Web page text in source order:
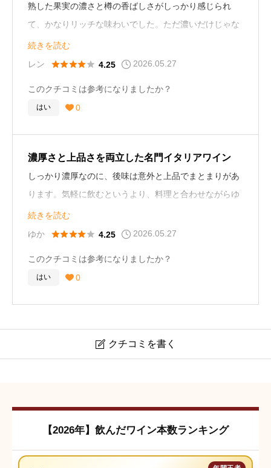
熟した果実の濃さと樽の香ばしさがしっかり感じられ
て、かなりリッチな味わいでした。ただ濃いだけじゃな
く、後味に上品さが残るのが印象的です。渋みはあるけ
どきめ細かくて、飲み疲れしにくい感じ。値段は高めで
満足感のある一本だと思いました。
続きを読む
レン
 4.25 2026.05.27
このクチコミは参考になりましたか？
はい  0
濃厚さと上品さを両立した名門イタリアワイン
しっかり濃厚なのに、後味は意外と上品でまとまりがあ
ります。気軽に飲むというより、料理と合わせながらゆ
っくり楽しみたいタイプ。特別な日に開けると満足感が
かなり高い一本だと思いました。
続きを読む
ゆか
 4.25 2026.05.27
このクチコミは参考になりましたか？
はい  0
 クチコミを書く
【2026年】飲んだワイン本数ランキング